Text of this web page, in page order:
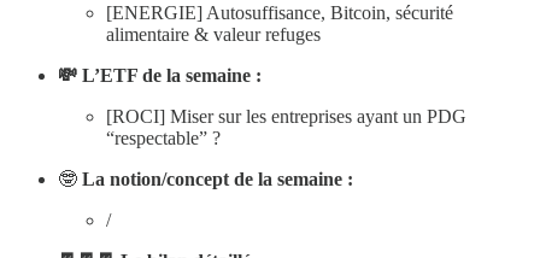
[ENERGIE] Autosuffisance, Bitcoin, sécurité
alimentaire & valeur refuges
💸 L’ETF de la semaine :
[ROCI] Miser sur les entreprises ayant un PDG
“respectable” ?
🤓 La notion/concept de la semaine :
/